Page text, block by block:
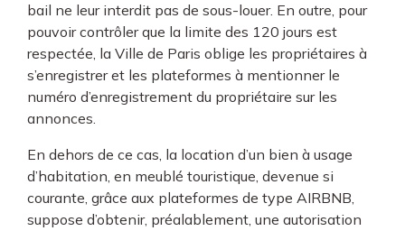
bail ne leur interdit pas de sous-louer. En outre, pour
pouvoir contrôler que la limite des 120 jours est
respectée, la Ville de Paris oblige les propriétaires à
s’enregistrer et les plateformes à mentionner le
numéro d’enregistrement du propriétaire sur les
annonces.
En dehors de ce cas, la location d’un bien à usage
d’habitation, en meublé touristique, devenue si
courante, grâce aux plateformes de type AIRBNB,
suppose d’obtenir, préalablement, une autorisation